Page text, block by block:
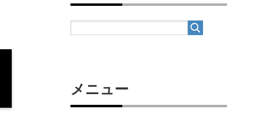
メニュー